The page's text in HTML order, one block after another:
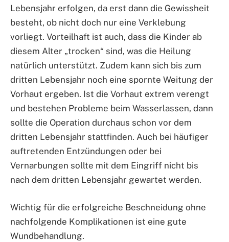
Lebensjahr erfolgen, da erst dann die Gewissheit
besteht, ob nicht doch nur eine Verklebung
vorliegt. Vorteilhaft ist auch, dass die Kinder ab
diesem Alter „trocken“ sind, was die Heilung
natürlich unterstützt. Zudem kann sich bis zum
dritten Lebensjahr noch eine spornte Weitung der
Vorhaut ergeben. Ist die Vorhaut extrem verengt
und bestehen Probleme beim Wasserlassen, dann
sollte die Operation durchaus schon vor dem
dritten Lebensjahr stattfinden. Auch bei häufiger
auftretenden Entzündungen oder bei
Vernarbungen sollte mit dem Eingriff nicht bis
nach dem dritten Lebensjahr gewartet werden.
Wichtig für die erfolgreiche Beschneidung ohne
nachfolgende Komplikationen ist eine gute
Wundbehandlung.